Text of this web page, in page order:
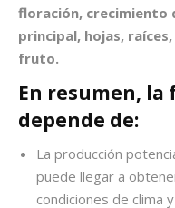
floración, crecimiento
principal, hojas,
fruto.
En resumen,
depende de:
La producción
puede llegar a
condiciones de clima